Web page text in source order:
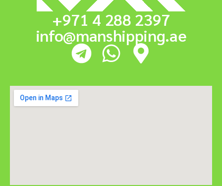
+971 4 288 2397
info@manshipping.ae